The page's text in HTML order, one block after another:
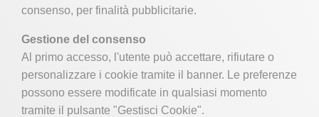
consenso, per finalità pubblicitarie.
Gestione del consenso
Al primo accesso, l'utente può accettare, rifiutare o
personalizzare i cookie tramite il banner. Le preferenze
possono essere modificate in qualsiasi momento
tramite il pulsante "Gestisci Cookie".